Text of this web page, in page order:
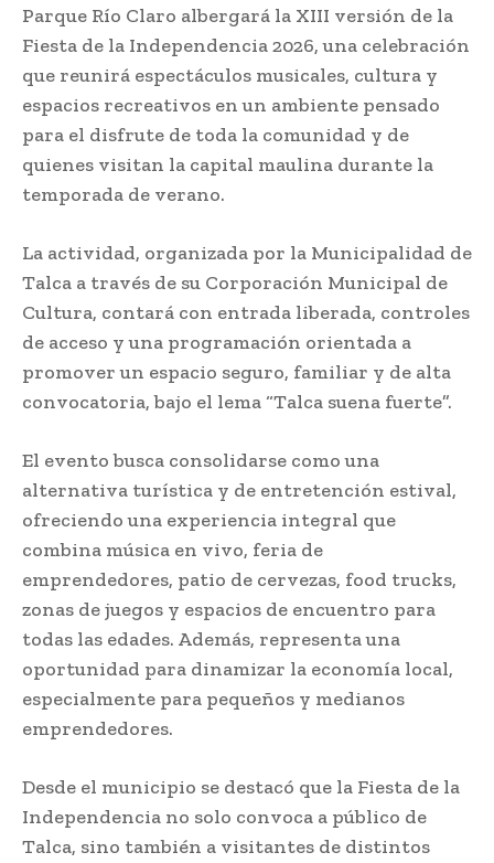
Parque Río Claro albergará la XIII versión de la
Fiesta de la Independencia 2026, una celebración
que reunirá espectáculos musicales, cultura y
espacios recreativos en un ambiente pensado
para el disfrute de toda la comunidad y de
quienes visitan la capital maulina durante la
temporada de verano.
La actividad, organizada por la Municipalidad de
Talca a través de su Corporación Municipal de
Cultura, contará con entrada liberada, controles
de acceso y una programación orientada a
promover un espacio seguro, familiar y de alta
convocatoria, bajo el lema “Talca suena fuerte”.
El evento busca consolidarse como una
alternativa turística y de entretención estival,
ofreciendo una experiencia integral que
combina música en vivo, feria de
emprendedores, patio de cervezas, food trucks,
zonas de juegos y espacios de encuentro para
todas las edades. Además, representa una
oportunidad para dinamizar la economía local,
especialmente para pequeños y medianos
emprendedores.
Desde el municipio se destacó que la Fiesta de la
Independencia no solo convoca a público de
Talca, sino también a visitantes de distintos